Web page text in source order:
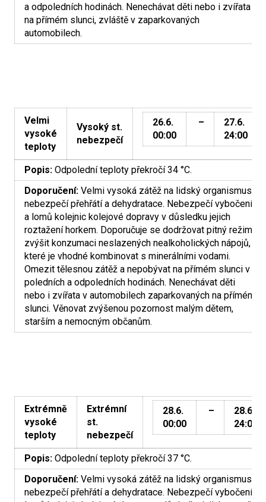
a odpoledních hodinách. Nenechávat děti nebo i zvířata
na přímém slunci, zvláště v zaparkovaných
automobilech.
Velmi
vysoké
teploty
Vysoký st.
nebezpečí
26.6.
00:00
–
27.6.
24:00
Popis: Odpolední teploty překročí 34 °C.
Doporučení: Velmi vysoká zátěž na lidský organismus,
nebezpečí přehřátí a dehydratace. Nebezpečí vybočení
a lomů kolejnic kolejové dopravy v důsledku jejich
roztažení horkem. Doporučuje se dodržovat pitný režim,
zvýšit konzumaci neslazených nealkoholických nápojů,
které je vhodné kombinovat s minerálními vodami.
Omezit tělesnou zátěž a nepobývat na přímém slunci v
poledních a odpoledních hodinách. Nenechávat děti
nebo i zvířata v automobilech zaparkovaných na přímém
slunci. Věnovat zvýšenou pozornost malým dětem,
starším a nemocným občanům.
Extrémně
vysoké
teploty
Extrémní
st.
nebezpečí
28.6.
00:00
–
28.6.
24:00
Popis: Odpolední teploty překročí 37 °C.
Doporučení: Velmi vysoká zátěž na lidský organismus,
nebezpečí přehřátí a dehydratace. Nebezpečí vybočení a